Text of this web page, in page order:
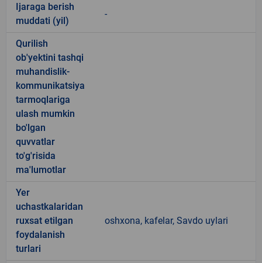
Ijaraga berish
muddati (yil)
-
Qurilish
ob'yektini tashqi
muhandislik-
kommunikatsiya
tarmoqlariga
ulash mumkin
bo'lgan
quvvatlar
to'g'risida
ma'lumotlar
Yer
uchastkalaridan
ruxsat etilgan
foydalanish
turlari
oshxona, kafelar, Savdo uylari